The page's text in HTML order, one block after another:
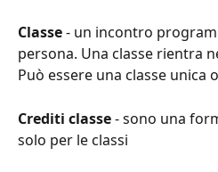
Classe - un incontro
persona. Una classe rientra
Può essere una classe unica
Crediti classe - sono una
solo per le classi